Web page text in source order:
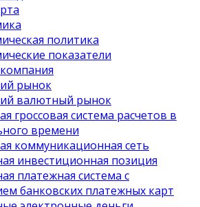
политика
показатели
рынок
валютный рынок
гроссовая система расчетов в
времени
коммуникационная сеть
инвестиционная позиция
платежная система с
банковских платежных карт